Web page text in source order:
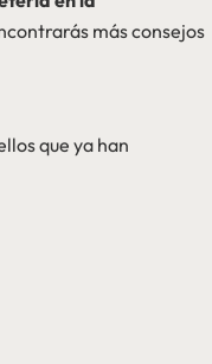
más consejos
que ya han